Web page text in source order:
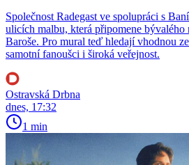
Společnost Radegast ve spolupráci s
ulicích malbu, která připomene bývalého
Baroše. Pro mural teď hledají vhodnou
samotní fanoušci i široká veřejnost.
Ostravská Drbna
dnes, 17:32
1 min